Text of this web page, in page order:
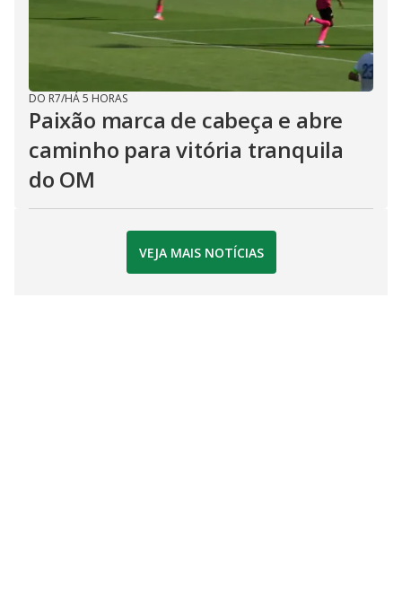
DO R7/HÁ 5 HORAS
Paixão marca de cabeça e abre
caminho para vitória tranquila
do OM
VEJA MAIS NOTÍCIAS